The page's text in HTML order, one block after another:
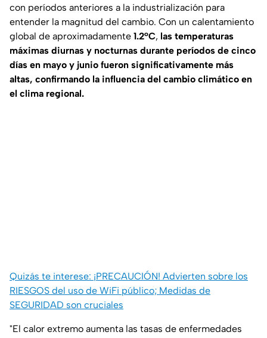
con períodos anteriores a la industrialización para
entender la magnitud del cambio. Con un calentamiento
global de aproximadamente 1.2°C, las temperaturas
máximas diurnas y nocturnas durante períodos de cinco
días en mayo y junio fueron significativamente más
altas, confirmando la influencia del cambio climático en
el clima regional.
Quizás te interese: ¡PRECAUCIÓN! Advierten sobre los
RIESGOS del uso de WiFi público; Medidas de
SEGURIDAD son cruciales
"El calor extremo aumenta las tasas de enfermedades